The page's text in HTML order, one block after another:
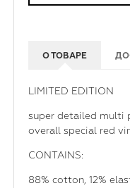
О ТОВАРЕ
LIMITED EDITION
super detailed multi
overall special red
CONTAINS:
88% cotton, 12%